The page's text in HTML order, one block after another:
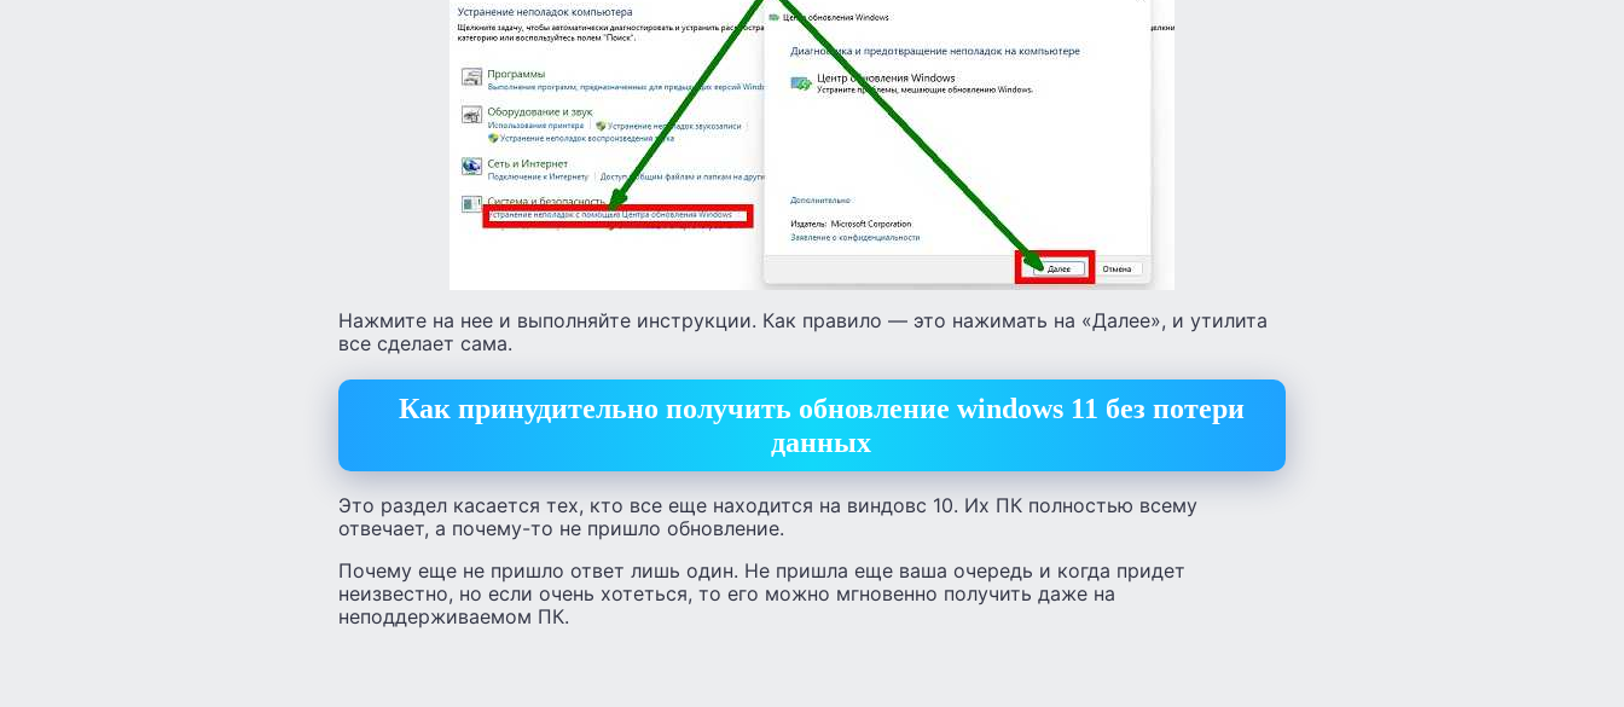
Нажмите на нее и выполняйте инструкции. Как правило — это нажимать на «Далее», и утилита
все сделает сама.
Как принудительно получить обновление windows 11 без потери
данных
Это раздел касается тех, кто все еще находится на виндовс 10. Их ПК полностью всему
отвечает, а почему-то не пришло обновление.
Почему еще не пришло ответ лишь один. Не пришла еще ваша очередь и когда придет
неизвестно, но если очень хотеться, то его можно мгновенно получить даже на
неподдерживаемом ПК.